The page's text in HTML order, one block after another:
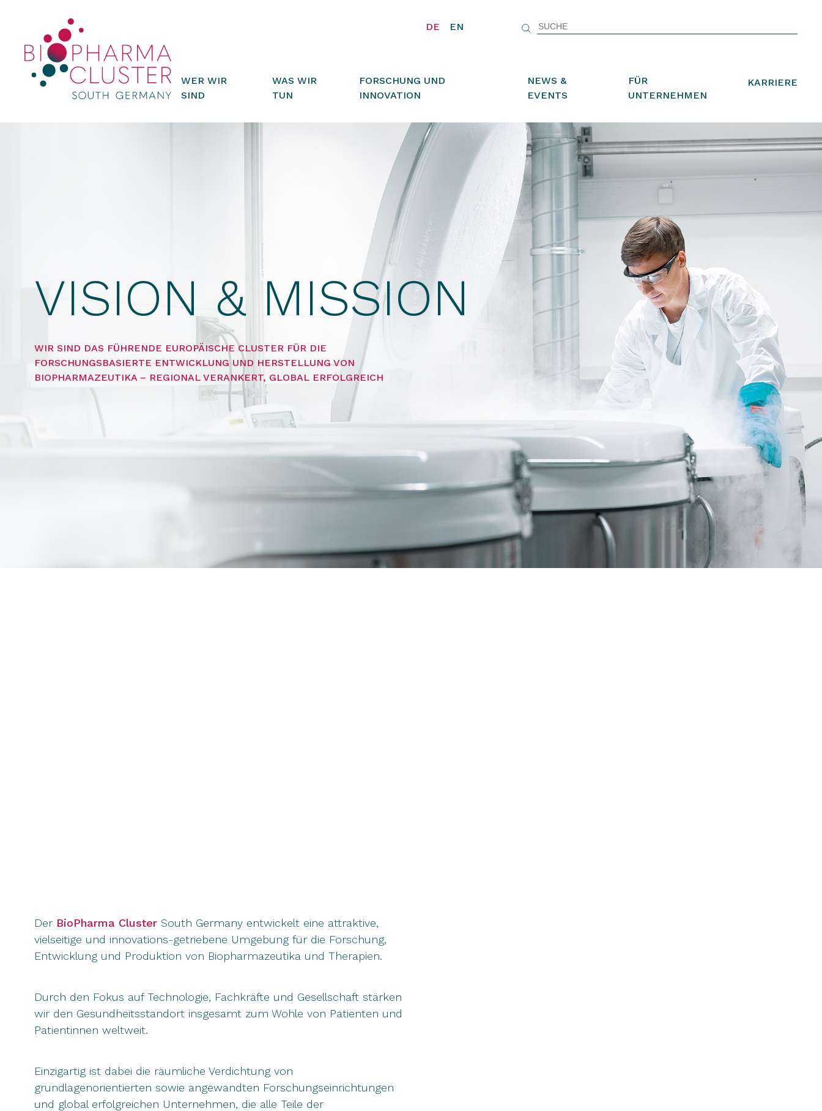
DE EN
WER WIR
SIND
WAS WIR
TUN
FORSCHUNG UND
INNOVATION
NEWS &
EVENTS
FÜR
UNTERNEHMEN
KARRIERE
VISION & MISSION
WIR SIND DAS FÜHRENDE EUROPÄISCHE CLUSTER FÜR DIE
FORSCHUNGSBASIERTE ENTWICKLUNG UND HERSTELLUNG VON
BIOPHARMAZEUTIKA – REGIONAL VERANKERT, GLOBAL ERFOLGREICH
>15K
Der BioPharma Cluster South Germany entwickelt eine attraktive,
vielseitige und innovations-getriebene Umgebung für die Forschung,
Entwicklung und Produktion von Biopharmazeutika und Therapien.
Durch den Fokus auf Technologie, Fachkräfte und Gesellschaft stärken
wir den Gesundheitsstandort insgesamt zum Wohle von Patienten und
Patientinnen weltweit.
Einzigartig ist dabei die räumliche Verdichtung von
grundlagenorientierten sowie angewandten Forschungseinrichtungen
und global erfolgreichen Unternehmen, die alle Teile der